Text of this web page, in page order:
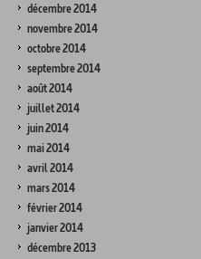
décembre 2014
novembre 2014
octobre 2014
septembre 2014
août 2014
juillet 2014
juin 2014
mai 2014
avril 2014
mars 2014
février 2014
janvier 2014
décembre 2013